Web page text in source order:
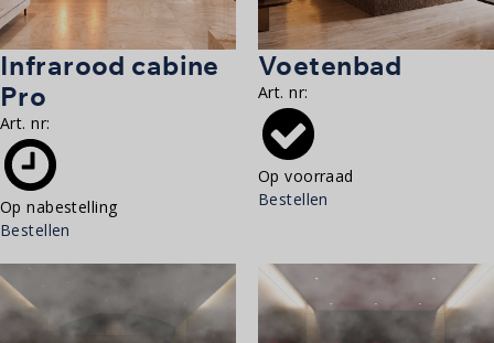
Infrarood cabine
Pro
Art. nr:
Op nabestelling
Bestellen
Voetenbad
Art. nr:
Op voorraad
Bestellen